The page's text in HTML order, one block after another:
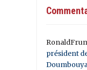
président